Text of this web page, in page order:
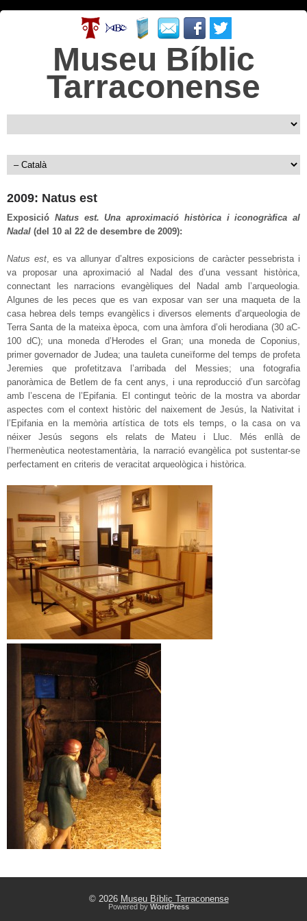
Museu Bíblic
Tarraconense
2009: Natus est
Exposició Natus est. Una aproximació històrica i iconogràfica al
Nadal (del 10 al 22 de desembre de 2009):
Natus est, es va allunyar d’altres exposicions de caràcter pessebrista i
va proposar una aproximació al Nadal des d’una vessant històrica,
connectant les narracions evangèliques del Nadal amb l’arqueologia.
Algunes de les peces que es van exposar van ser una maqueta de la
casa hebrea dels temps evangèlics i diversos elements d’arqueologia de
Terra Santa de la mateixa època, com una àmfora d’oli herodiana (30 aC-
100 dC); una moneda d’Herodes el Gran; una moneda de Coponius,
primer governador de Judea; una tauleta cuneïforme del temps de profeta
Jeremies que profetitzava l’arribada del Messies; una fotografia
panoràmica de Betlem de fa cent anys, i una reproducció d’un sarcòfag
amb l’escena de l’Epifania. El contingut teòric de la mostra va abordar
aspectes com el context històric del naixement de Jesús, la Nativitat i
l’Epifania en la memòria artística de tots els temps, o la casa on va
néixer Jesús segons els relats de Mateu i Lluc. Més enllà de
l’hermenèutica neotestamentària, la narració evangèlica pot sustentar-se
perfectament en criteris de veracitat arqueològica i històrica.
© 2026 Museu Bíblic Tarraconense
Powered by WordPress